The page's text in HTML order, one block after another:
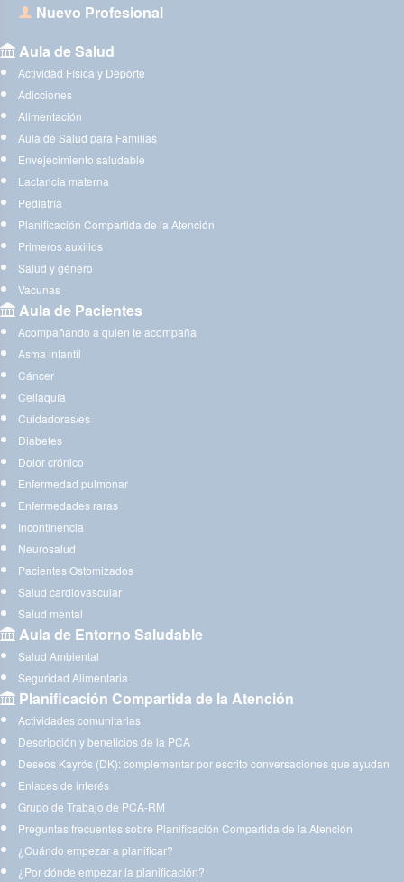
Nuevo Profesional
Aula de Salud
Actividad Física y Deporte
Adicciones
Alimentación
Aula de Salud para Familias
Envejecimiento saludable
Lactancia materna
Pediatría
Planificación Compartida de la Atención
Primeros auxilios
Salud y género
Vacunas
Aula de Pacientes
Acompañando a quien te acompaña
Asma infantil
Cáncer
Celiaquía
Cuidadoras/es
Diabetes
Dolor crónico
Enfermedad pulmonar
Enfermedades raras
Incontinencia
Neurosalud
Pacientes Ostomizados
Salud cardiovascular
Salud mental
Aula de Entorno Saludable
Salud Ambiental
Seguridad Alimentaria
Planificación Compartida de la Atención
Actividades comunitarias
Descripción y beneficios de la PCA
Deseos Kayrós (DK): complementar por escrito conversaciones que ayudan
Enlaces de interés
Grupo de Trabajo de PCA-RM
Preguntas frecuentes sobre Planificación Compartida de la Atención
¿Cuándo empezar a planificar?
¿Por dónde empezar la planificación?